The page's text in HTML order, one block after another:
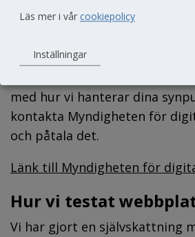
Tillsyn
ansvaret för tillsyn för lagen
med hur vi hanterar dina
kontakta Myndigheten för
och påtala det.
Länk till Myndigheten för
Hur vi testat
Vi har gjort en självskattning
Läs mer i vår cookiepolicy
Inställningar